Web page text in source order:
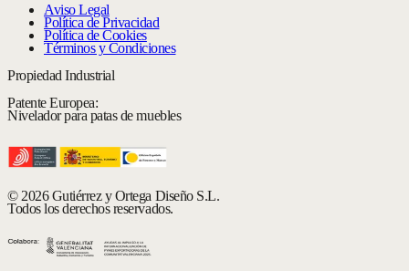
Aviso Legal
Política de Privacidad
Política de Cookies
Términos y Condiciones
Propiedad Industrial
Patente Europea:
Nivelador para patas de muebles
© 2026 Gutiérrez y Ortega Diseño S.L.
Todos los derechos reservados.